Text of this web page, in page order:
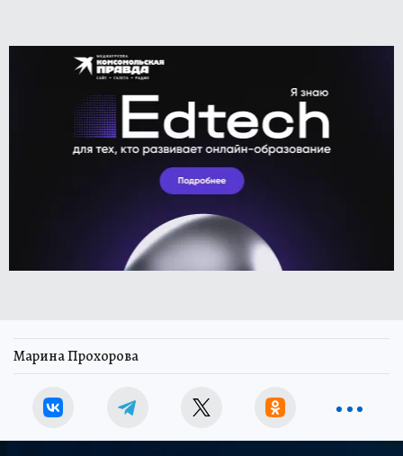
Марина Прохорова